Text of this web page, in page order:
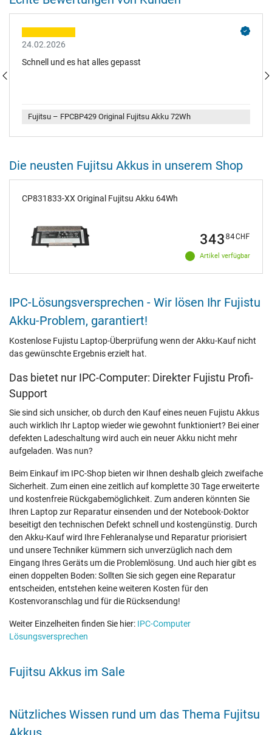
24.02.2026
Schnell und es hat alles gepasst
Fujitsu – FPCBP429 Original Fujitsu Akku 72Wh
Die neusten Fujitsu Akkus in unserem Shop
CP831833-XX Original Fujitsu Akku 64Wh
Artikel verfügbar
34384CHF
IPC-Lösungsversprechen - Wir lösen Ihr Fujistu
Akku-Problem, garantiert!
Kostenlose Fujistu Laptop-Überprüfung wenn der Akku-Kauf nicht
das gewünschte Ergebnis erzielt hat.
Das bietet nur IPC-Computer: Direkter Fujistu Profi-
Support
Sie sind sich unsicher, ob durch den Kauf eines neuen Fujistu Akkus
auch wirklich Ihr Laptop wieder wie gewohnt funktioniert? Bei einer
defekten Ladeschaltung wird auch ein neuer Akku nicht mehr
aufgeladen. Was nun?
Beim Einkauf im IPC-Shop bieten wir Ihnen deshalb gleich zweifache
Sicherheit. Zum einen eine zeitlich auf komplette 30 Tage erweiterte
und kostenfreie Rückgabemöglichkeit. Zum anderen könnten Sie
Ihren Laptop zur Reparatur einsenden und der Notebook-Doktor
beseitigt den technischen Defekt schnell und kostengünstig. Durch
den Akku-Kauf wird Ihre Fehleranalyse und Reparatur priorisiert
und unsere Techniker kümmern sich unverzüglich nach dem
Eingang Ihres Geräts um die Problemlösung. Und auch hier gibt es
einen doppelten Boden: Sollten Sie sich gegen eine Reparatur
entscheiden, entstehen keine weiteren Kosten für den
Kostenvoranschlag und für die Rücksendung!
Weiter Einzelheiten finden Sie hier: IPC-Computer
Lösungsversprechen
Fujitsu Akkus im Sale
Nützliches Wissen rund um das Thema Fujitsu